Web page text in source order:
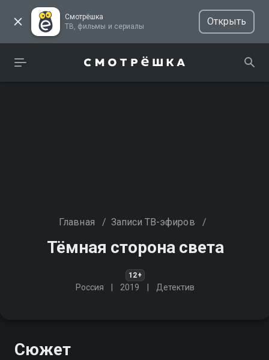
Смотрёшка
ТВ, фильмы и сериалы
Открыть
Главная / Записи ТВ-эфиров /
Тёмная сторона света
12+
Россия 2019 Детектив
Сюжет